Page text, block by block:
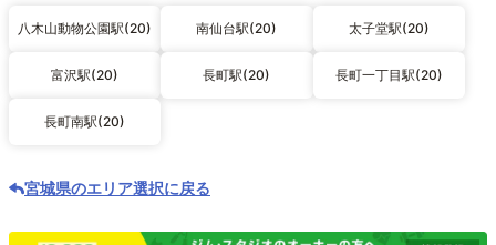
八木山動物公園駅(20) 南仙台駅(20) 太子堂駅(20)
富沢駅(20) 長町駅(20) 長町一丁目駅(20)
長町南駅(20)
宮城県のエリア選択に戻る